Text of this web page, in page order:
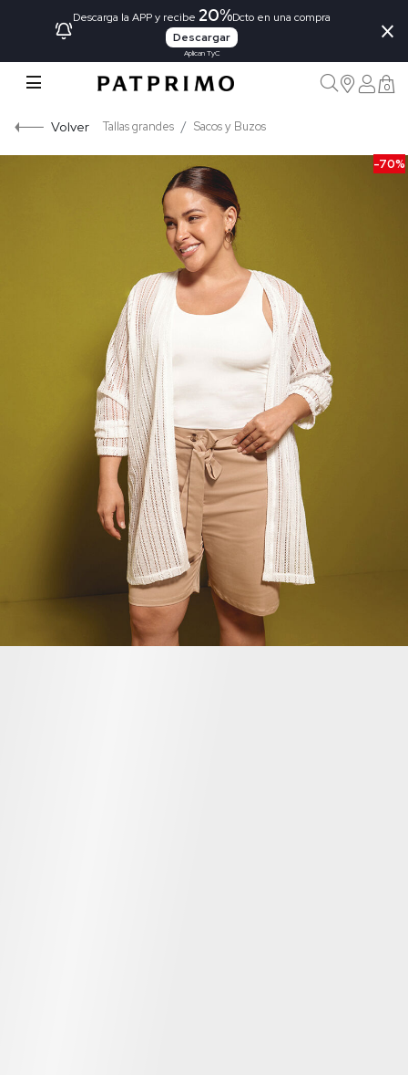
Descarga la APP y recibe 20%Dcto en una compra
Descargar
Aplican TyC
×
0
Volver Tallas grandes Sacos y Buzos
-70%